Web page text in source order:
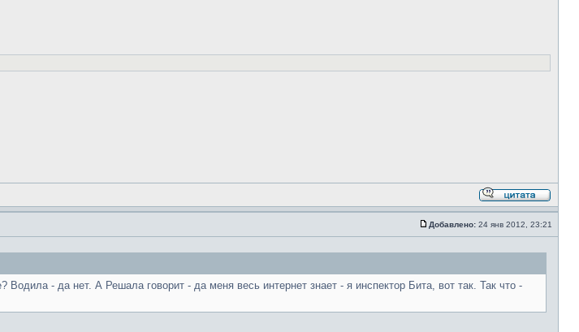
Добавлено: 24 янв 2012, 23:21
- да нет. А Решала говорит - да меня весь интернет знает - я инспектор Бита, вот так. Так что -